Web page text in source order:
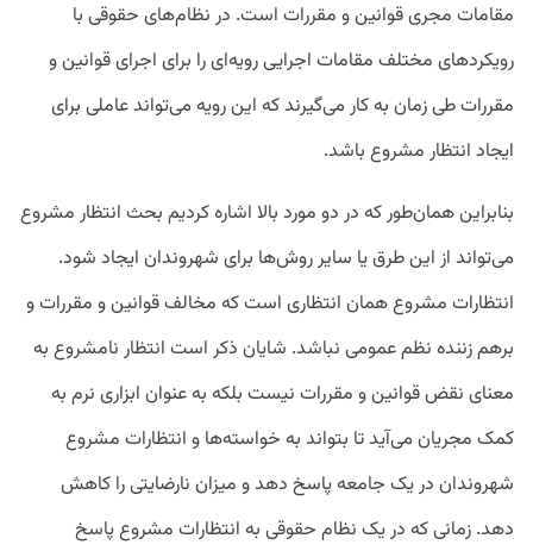
مقامات مجری قوانین و مقررات است. در نظام‌های حقوقی با
رویکردهای مختلف مقامات اجرایی رویه‌ای را برای اجرای قوانین و
مقررات طی زمان به کار می‌گیرند که این رویه می‌تواند عاملی برای
ایجاد انتظار مشروع باشد.
بنابراین همان‌طور که در دو مورد بالا اشاره کردیم بحث انتظار مشروع
می‌تواند از این طرق یا سایر روش‌ها برای شهروندان ایجاد شود.
انتظارات مشروع همان انتظاری است که مخالف قوانین و مقررات و
برهم زننده نظم عمومی نباشد. شایان ذکر است انتظار نامشروع به
معنای نقض قوانین و مقررات نیست بلکه به عنوان ابزاری نرم به
کمک مجریان می‌آید تا بتواند به خواسته‌ها و انتظارات مشروع
شهروندان در یک جامعه پاسخ دهد و میزان نارضایتی را کاهش
دهد. زمانی که در یک نظام حقوقی به انتظارات مشروع پاسخ